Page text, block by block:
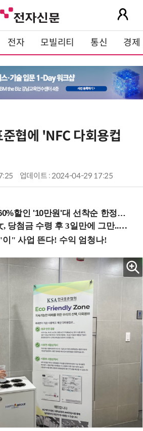
전자 모빌리티 통신 경제
협에 'NFC 다회용컵
업데이트 : 2024-04-29 17:25
할인 '10만원'대 선착순 한정판매!